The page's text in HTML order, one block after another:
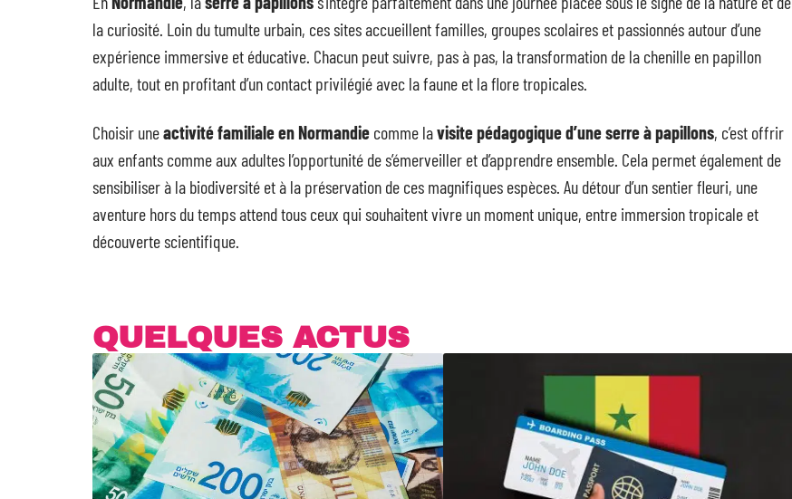
la curiosité. Loin du tumulte urbain, ces sites accueillent familles, groupes scolaires et passionnés autour d’une
expérience immersive et éducative. Chacun peut suivre, pas à pas, la transformation de la chenille en papillon
adulte, tout en profitant d’un contact privilégié avec la faune et la flore tropicales.
Choisir uneactivité familiale en Normandie comme lavisite pédagogique d’une serre à papillons, c’est offrir
aux enfants comme aux adultes l’opportunité de s’émerveiller et d’apprendre ensemble. Cela permet également de
sensibiliser à la biodiversité et à la préservation de ces magnifiques espèces. Au détour d’un sentier fleuri, une
aventure hors du temps attend tous ceux qui souhaitent vivre un moment unique, entre immersion tropicale et
découverte scientifique.
QUELQUES ACTUS